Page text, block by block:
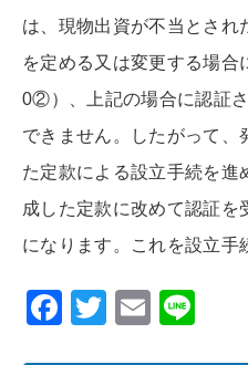
は、現物出資が不当とされ
を定める又は変更する場
0②）、上記の場合に認証
できません。したがって、
た定款による設立手続を進
成した定款に改めて認証を
になります。これを設立手
F
T
E